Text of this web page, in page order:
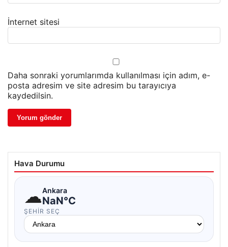
İnternet sitesi
Daha sonraki yorumlarımda kullanılması için adım, e-
posta adresim ve site adresim bu tarayıcıya
kaydedilsin.
Hava Durumu
☁Ankara
NaN°C
ŞEHIR SEÇ